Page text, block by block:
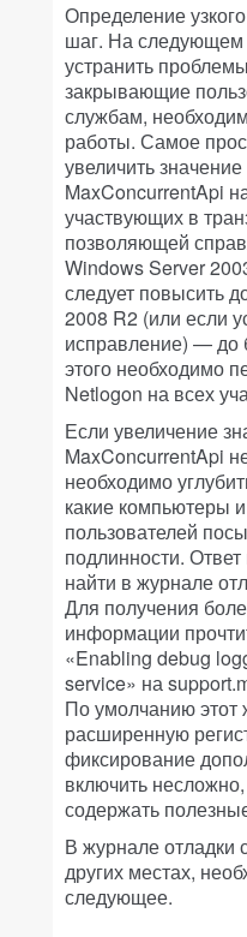
Определение
шаг. На следующем
устранить
закрывающие
службам,
работы. Самое
увеличить
MaxConcurrentApi
участвующих в
позволяющей
Windows Server
следует повысить
2008 R2 (или если
исправление) — до
этого необходимо
Netlogon на всех
Если увеличение
MaxConcurrentApi
необходимо
какие компьютеры
пользователей
подлинности.
найти в журнале
Для получения
информации
«Enabling debug
service» на
По умолчанию этот
расширенную
фиксирование
включить
содержать
В журнале отладки
других местах,
следующее.